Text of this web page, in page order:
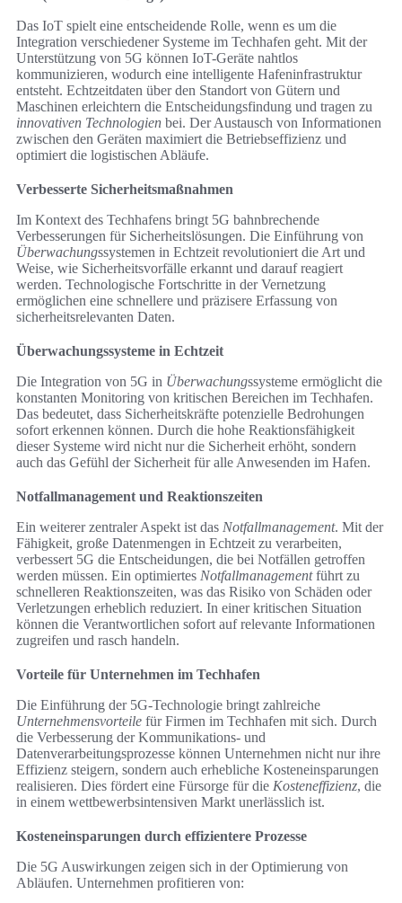
Das IoT spielt eine entscheidende Rolle, wenn es um die
Integration verschiedener Systeme im Techhafen geht. Mit der
Unterstützung von 5G können IoT-Geräte nahtlos
kommunizieren, wodurch eine intelligente Hafeninfrastruktur
entsteht. Echtzeitdaten über den Standort von Gütern und
Maschinen erleichtern die Entscheidungsfindung und tragen zu
innovativen Technologien bei. Der Austausch von Informationen
zwischen den Geräten maximiert die Betriebseffizienz und
optimiert die logistischen Abläufe.
Verbesserte Sicherheitsmaßnahmen
Im Kontext des Techhafens bringt 5G bahnbrechende
Verbesserungen für Sicherheitslösungen. Die Einführung von
Überwachungssystemen in Echtzeit revolutioniert die Art und
Weise, wie Sicherheitsvorfälle erkannt und darauf reagiert
werden. Technologische Fortschritte in der Vernetzung
ermöglichen eine schnellere und präzisere Erfassung von
sicherheitsrelevanten Daten.
Überwachungssysteme in Echtzeit
Die Integration von 5G in Überwachungssysteme ermöglicht die
konstanten Monitoring von kritischen Bereichen im Techhafen.
Das bedeutet, dass Sicherheitskräfte potenzielle Bedrohungen
sofort erkennen können. Durch die hohe Reaktionsfähigkeit
dieser Systeme wird nicht nur die Sicherheit erhöht, sondern
auch das Gefühl der Sicherheit für alle Anwesenden im Hafen.
Notfallmanagement und Reaktionszeiten
Ein weiterer zentraler Aspekt ist das Notfallmanagement. Mit der
Fähigkeit, große Datenmengen in Echtzeit zu verarbeiten,
verbessert 5G die Entscheidungen, die bei Notfällen getroffen
werden müssen. Ein optimiertes Notfallmanagementführt zu
schnelleren Reaktionszeiten, was das Risiko von Schäden oder
Verletzungen erheblich reduziert. In einer kritischen Situation
können die Verantwortlichen sofort auf relevante Informationen
zugreifen und rasch handeln.
Vorteile für Unternehmen im Techhafen
Die Einführung der 5G-Technologie bringt zahlreiche
Unternehmensvorteile für Firmen im Techhafen mit sich. Durch
die Verbesserung der Kommunikations- und
Datenverarbeitungsprozesse können Unternehmen nicht nur ihre
Effizienz steigern, sondern auch erhebliche Kosteneinsparungen
realisieren. Dies fördert eine Fürsorge für die Kosteneffizienz, die
in einem wettbewerbsintensiven Markt unerlässlich ist.
Kosteneinsparungen durch effizientere Prozesse
Die 5G Auswirkungen zeigen sich in der Optimierung von
Abläufen. Unternehmen profitieren von: